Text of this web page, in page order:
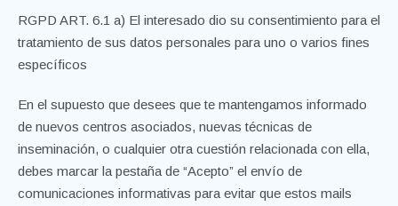
RGPD ART. 6.1 a) El interesado dio su consentimiento para el
tratamiento de sus datos personales para uno o varios fines
específicos
En el supuesto que desees que te mantengamos informado
de nuevos centros asociados, nuevas técnicas de
inseminación, o cualquier otra cuestión relacionada con ella,
debes marcar la pestaña de “Acepto” el envío de
comunicaciones informativas para evitar que estos mails